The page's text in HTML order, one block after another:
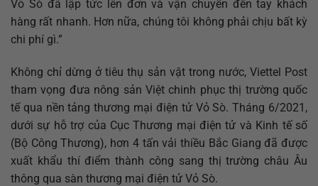
Vỏ Sò đã lập tức lên đơn và vận chuyển đến tay khách
hàng rất nhanh. Hơn nữa, chúng tôi không phải chịu bất kỳ
chi phí gì.”
Không chỉ dừng ở tiêu thụ sản vật trong nước, Viettel Post
tham vọng đưa nông sản Việt chinh phục thị trường quốc
tế qua nền tảng thương mại điện tử Vỏ Sò. Tháng 6/2021,
dưới sự hỗ trợ của Cục Thương mại điện tử và Kinh tế số
(Bộ Công Thương), hơn 4 tấn vải thiều Bắc Giang đã được
xuất khẩu thí điểm thành công sang thị trường châu Âu
thông qua sàn thương mại điện tử Vỏ Sò.